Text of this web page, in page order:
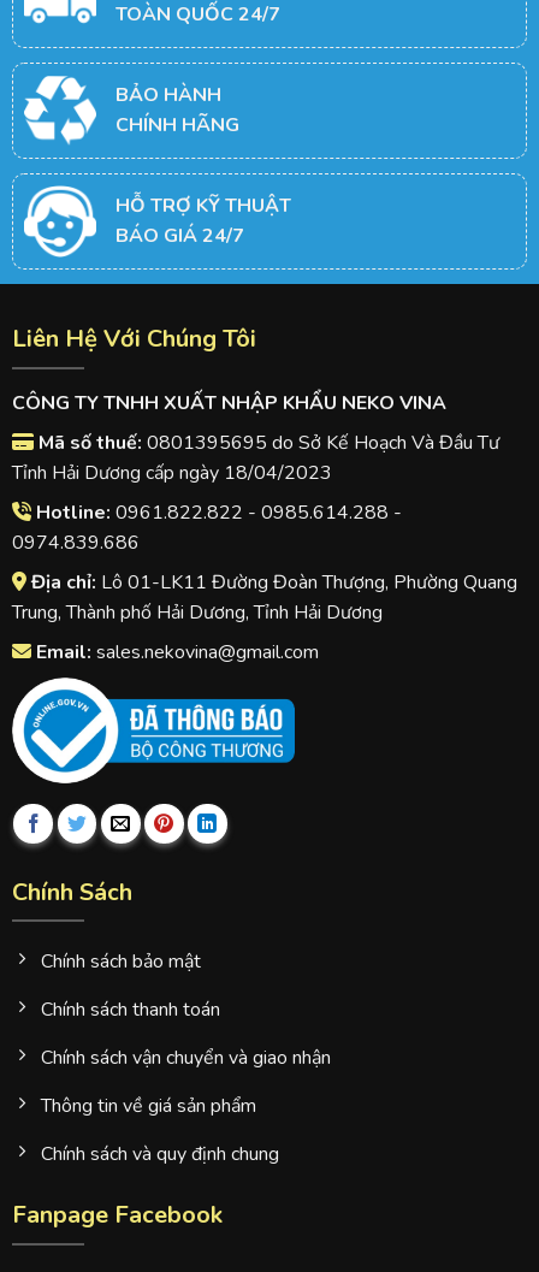
TOÀN QUỐC 24/7
BẢO HÀNH
CHÍNH HÃNG
HỖ TRỢ KỸ THUẬT
BÁO GIÁ 24/7
Liên Hệ Với Chúng Tôi
CÔNG TY TNHH XUẤT NHẬP KHẨU NEKO VINA
Mã số thuế: 0801395695 do Sở Kế Hoạch Và Đầu Tư
Tỉnh Hải Dương cấp ngày 18/04/2023
Hotline: 0961.822.822 - 0985.614.288 -
0974.839.686
Địa chỉ: Lô 01-LK11 Đường Đoàn Thượng, Phường Quang
Trung, Thành phố Hải Dương, Tỉnh Hải Dương
Email: sales.nekovina@gmail.com
Chính Sách
Chính sách bảo mật
Chính sách thanh toán
Chính sách vận chuyển và giao nhận
Thông tin về giá sản phẩm
Chính sách và quy định chung
Fanpage Facebook